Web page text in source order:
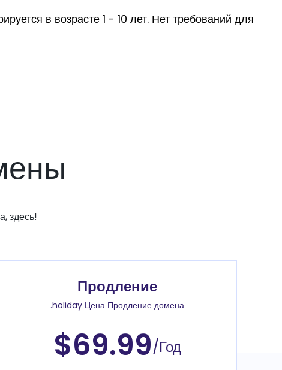
в возрасте 1 - 10 лет. Нет требований для
здесь!
Продление
.holiday Цена Продление домена
$69.99/Год